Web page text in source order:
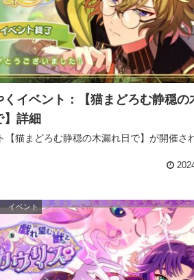
くイベント：【猫まどろむ静穏の
】詳細
【猫まどろむ静穏の木漏れ日で】が開催さ
イベント